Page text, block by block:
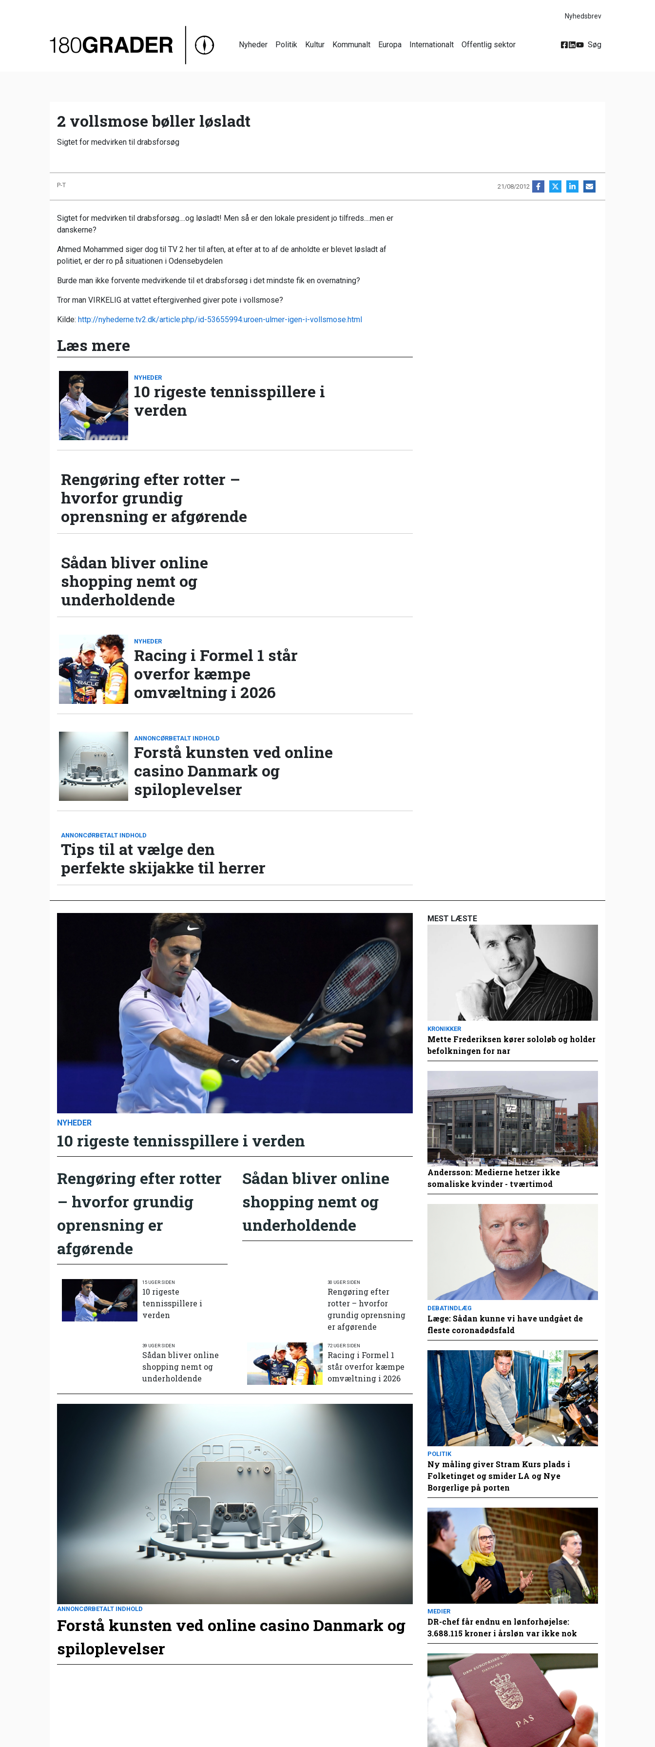
Nyhedsbrev
Nyheder Politik Kultur Kommunalt Europa Internationalt Offentlig sektor Søg
2 vollsmose bøller løsladt
Sigtet for medvirken til drabsforsøg
P-T 21/08/2012
Sigtet for medvirken til drabsforsøg....og løsladt! Men så er den lokale president jo tilfreds....men er
danskerne?
Ahmed Mohammed siger dog til TV 2 her til aften, at efter at to af de anholdte er blevet løsladt af
politiet, er der ro på situationen i Odensebydelen
Burde man ikke forvente medvirkende til et drabsforsøg i det mindste fik en overnatning?
Tror man VIRKELIG at vattet eftergivenhed giver pote i vollsmose?
Kilde: http://nyhederne.tv2.dk/article.php/id-53655994:uroen-ulmer-igen-i-vollsmose.html
Læs mere
NYHEDER
10 rigeste tennisspillere i
verden
Rengøring efter rotter –
hvorfor grundig
oprensning er afgørende
Sådan bliver online
shopping nemt og
underholdende
NYHEDER
Racing i Formel 1 står
overfor kæmpe
omvæltning i 2026
ANNONCØRBETALT INDHOLD
Forstå kunsten ved online
casino Danmark og
spiloplevelser
ANNONCØRBETALT INDHOLD
Tips til at vælge den
perfekte skijakke til herrer
NYHEDER
10 rigeste tennisspillere i verden
Rengøring efter rotter
– hvorfor grundig
oprensning er
afgørende
Sådan bliver online
shopping nemt og
underholdende
15 UGER SIDEN
10 rigeste
tennisspillere i
verden
30 UGER SIDEN
Rengøring efter
rotter – hvorfor
grundig oprensning
er afgørende
39 UGER SIDEN
Sådan bliver online
shopping nemt og
underholdende
72 UGER SIDEN
Racing i Formel 1
står overfor kæmpe
omvæltning i 2026
ANNONCØRBETALT INDHOLD
Forstå kunsten ved online casino Danmark og
spiloplevelser
MEST LÆSTE
KRONIKKER
Mette Frederiksen kører sololøb og holder
befolkningen for nar
Andersson: Medierne hetzer ikke
somaliske kvinder - tværtimod
DEBATINDLÆG
Læge: Sådan kunne vi have undgået de
fleste coronadødsfald
POLITIK
Ny måling giver Stram Kurs plads i
Folketinget og smider LA og Nye
Borgerlige på porten
MEDIER
DR-chef får endnu en lønforhøjelse:
3.688.115 kroner i årsløn var ikke nok